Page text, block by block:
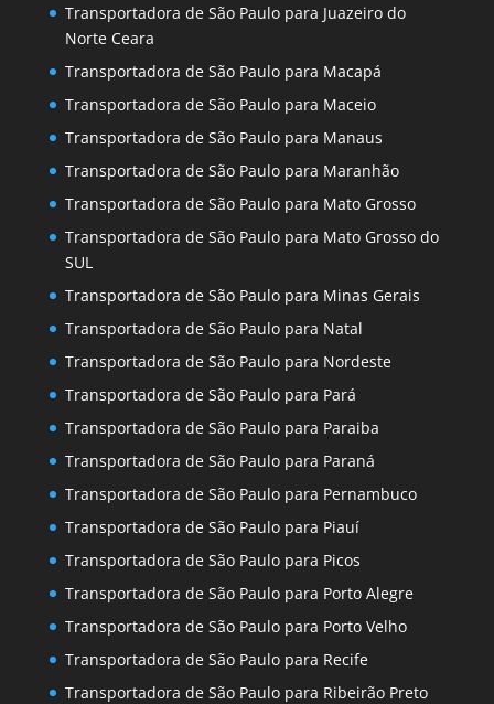
Transportadora de São Paulo para Juazeiro do
Norte Ceara
Transportadora de São Paulo para Macapá
Transportadora de São Paulo para Maceio
Transportadora de São Paulo para Manaus
Transportadora de São Paulo para Maranhão
Transportadora de São Paulo para Mato Grosso
Transportadora de São Paulo para Mato Grosso do
SUL
Transportadora de São Paulo para Minas Gerais
Transportadora de São Paulo para Natal
Transportadora de São Paulo para Nordeste
Transportadora de São Paulo para Pará
Transportadora de São Paulo para Paraiba
Transportadora de São Paulo para Paraná
Transportadora de São Paulo para Pernambuco
Transportadora de São Paulo para Piauí
Transportadora de São Paulo para Picos
Transportadora de São Paulo para Porto Alegre
Transportadora de São Paulo para Porto Velho
Transportadora de São Paulo para Recife
Transportadora de São Paulo para Ribeirão Preto